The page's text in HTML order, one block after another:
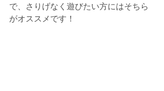
で、さりげなく遊びたい方にはそちら
がオススメです！